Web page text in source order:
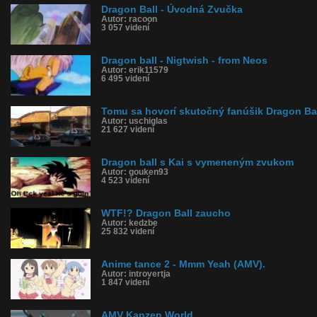
Dragon Ball - Úvodná Zvučka
Autor: racoon
3 057 videní
Dragon ball - Nigtwish - from Neos
Autor: erik11579
6 495 videní
Tomu sa hovorí skutočný fanúšik Dragon
Autor: uschiglas
21 627 videní
Dragon ball s Kai s vymeneným zvukom
Autor: gouken93
4 523 videní
WTF!? Dragon Ball zaucho
Autor: kedzbe
25 832 videní
Anime tance 2 - Mmm Yeah (AMV).
Autor: introvertja
1 847 videní